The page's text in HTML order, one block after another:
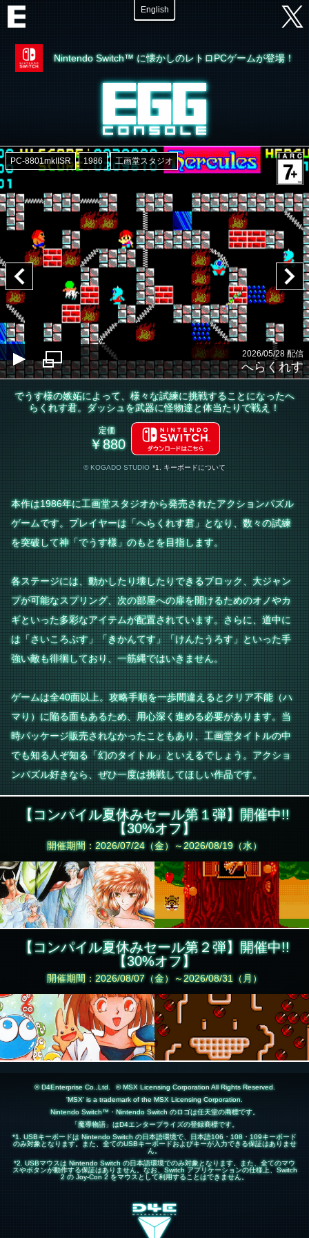
English
Nintendo Switch™ に懐かしのレトロPCゲームが登場！
PC-8801mkIISR 1986 工画堂スタジオ
2026/05/28 配信
へらくれす
でうす様の嫉妬によって、様々な試練に挑戦することになったへ
らくれす君。ダッシュを武器に怪物達と体当たりで戦え！
定価
￥880
© KOGADO STUDIO *1. キーボードについて
本作は1986年に工画堂スタジオから発売されたアクションパズル
ゲームです。プレイヤーは「へらくれす君」となり、数々の試練
を突破して神「でうす様」のもとを目指します。
各ステージには、動かしたり壊したりできるブロック、大ジャン
プが可能なスプリング、次の部屋への扉を開けるためのオノやカ
ギといった多彩なアイテムが配置されています。さらに、道中に
は「さいころぷす」「きかんてす」「けんたうろす」といった手
強い敵も徘徊しており、一筋縄ではいきません。
ゲームは全40面以上。攻略手順を一歩間違えるとクリア不能（ハ
マり）に陥る面もあるため、用心深く進める必要があります。当
時パッケージ販売されなかったこともあり、工画堂タイトルの中
でも知る人ぞ知る「幻のタイトル」といえるでしょう。アクショ
ンパズル好きなら、ぜひ一度は挑戦してほしい作品です。
【コンパイル夏休みセール第１弾】開催中!!
【30%オフ】
開催期間：2026/07/24（金）～2026/08/19（水）
【コンパイル夏休みセール第２弾】開催中!!
【30%オフ】
開催期間：2026/08/07（金）～2026/08/31（月）
© D4Enterprise Co.,Ltd.
© MSX Licensing Corporation All Rights Reserved.
'MSX' is a trademark of the MSX Licensing Corporation.
Nintendo Switch™・Nintendo Switch のロゴは任天堂の商標です。
「魔導物語」はD4エンタープライズの登録商標です。
*1. USBキーボードは Nintendo Switch の日本語環境で、日本語106・108・109キーボード
のみ対象となります。また、全てのUSBキーボードおよびキーが入力できる保証はありませ
ん。
*2. USBマウスは Nintendo Switch の日本語環境でのみ対象となります。また、全てのマウ
スやボタンが動作する保証はありません。なお、Switch アプリケーションの仕様上、Switch
2 の Joy-Con 2 をマウスとして利用することはできません。